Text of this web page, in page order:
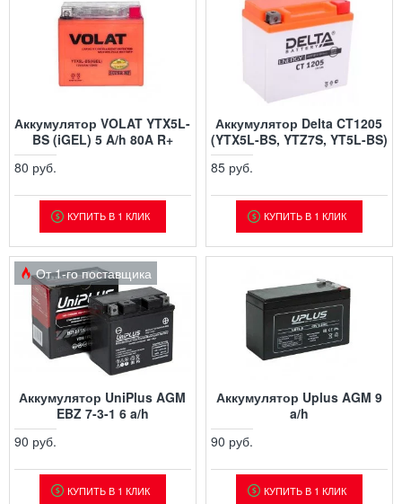
Аккумулятор VOLAT YTX5L-
BS (iGEL) 5 A/h 80A R+
80 руб.
КУПИТЬ В 1 КЛИК
Аккумулятор Delta CT1205
(YTX5L-BS, YTZ7S, YT5L-BS)
85 руб.
КУПИТЬ В 1 КЛИК
От 1-го поставщика
Аккумулятор UniPlus AGM
EBZ 7-3-1 6 a/h
90 руб.
КУПИТЬ В 1 КЛИК
Аккумулятор Uplus AGM 9
a/h
90 руб.
КУПИТЬ В 1 КЛИК